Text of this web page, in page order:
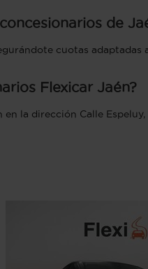
de
cuotas adaptadas
Flexicar Jaén?
la dirección Calle